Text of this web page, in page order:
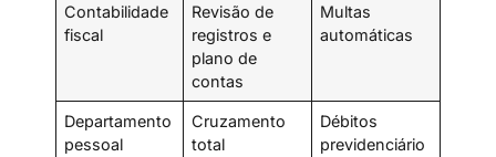
Contabilidade
fiscal
Revisão de
registros e
plano de
contas
Multas
automáticas
Departamento
pessoal
Cruzamento
total
Débitos
previdenciário